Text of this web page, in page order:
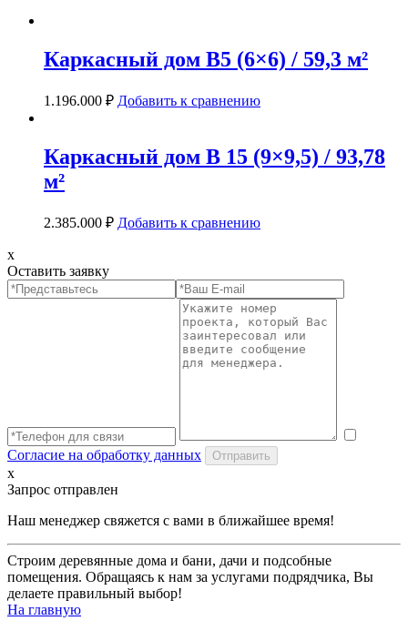
Каркасный дом В5 (6×6) / 59,3 м²
1.196.000 ₽ Добавить к сравнению
Каркасный дом В 15 (9×9,5) / 93,78
м²
2.385.000 ₽ Добавить к сравнению
x
Оставить заявку
Согласие на обработку данных
x
Запрос отправлен
Наш менеджер свяжется с вами в ближайшее время!
Строим деревянные дома и бани, дачи и подсобные
помещения. Обращаясь к нам за услугами подрядчика, Вы
делаете правильный выбор!
На главную